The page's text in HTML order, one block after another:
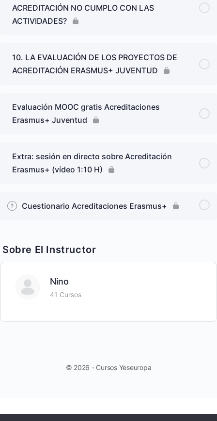
ACREDITACIÓN NO CUMPLO CON LAS
ACTIVIDADES?
10. LA EVALUACIÓN DE LOS PROYECTOS DE
ACREDITACIÓN ERASMUS+ JUVENTUD
Evaluación MOOC gratis Acreditaciones
Erasmus+ Juventud
Extra: sesión en directo sobre Acreditación
Erasmus+ (vídeo 1:10 H)
Cuestionario Acreditaciones Erasmus+
Sobre El Instructor
Nino
41 Cursos
© 2026 - Cursos Yeseuropa